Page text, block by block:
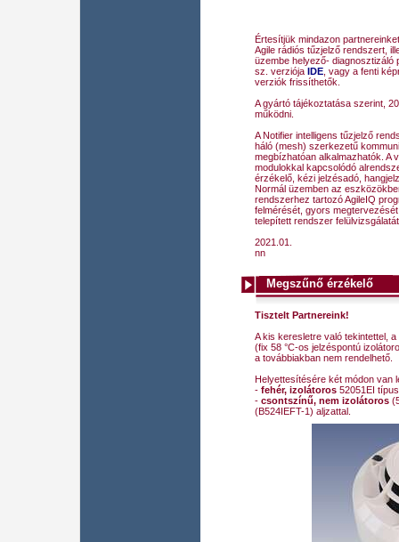
Értesítjük mindazon
Agile rádiós tűzjelző rendszert,
üzembe helyező- diagnosztizáló
sz. verziója IDE, vagy a fenti
verziók frissíthetők.
A gyártó tájékoztatása szerint,
működni.
A Notifier intelligens tűzjelző
háló (mesh) szerkezetű
megbízhatóan alkalmazhatók. A
modulokkal kapcsolódó
érzékelő, kézi jelzésadó,
Normál üzemben az
rendszerhez tartozó AgileIQ
felmérését, gyors
telepített rendszer
2021.01.
nn
Megszűnő érzékelő
Tisztelt Partnereink!
A kis keresletre való tekintettel,
(fix 58 °C-os jelzéspontú
a továbbiakban nem rendelhető.
Helyettesítésére két módon van
- fehér, izolátoros52051EI
- csontszínű, nem izolátoros
(B524IEFT-1) aljzattal.